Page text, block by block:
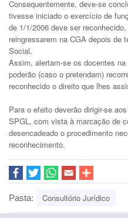
Consequentemente, deve-se
tivesse iniciado o exercício de
de 1/1/2006 deve ser
reingressarem na CGA depois de
Social.
Assim, alertam-se os docentes
poderão (caso o pretendam)
reconhecido o direito que lhes
Para o efeito deverão dirigir-se
SPGL, com vista à marcação de
desencadeado o procedimento
reconhecimento.
Pasta: Consultório Jurídico